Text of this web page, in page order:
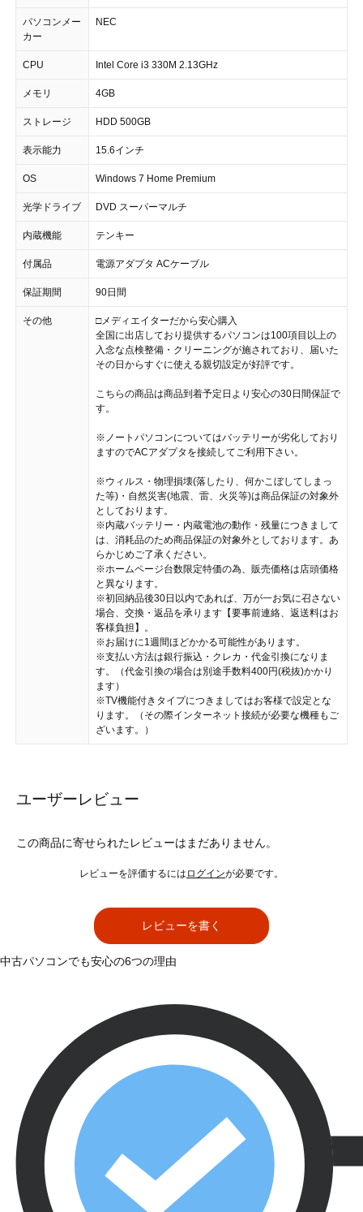
パソコンメー
カー
NEC
CPU Intel Core i3 330M 2.13GHz
メモリ 4GB
ストレージ HDD 500GB
表示能力 15.6インチ
OS Windows 7 Home Premium
光学ドライブ DVD スーパーマルチ
内蔵機能 テンキー
付属品 電源アダプタ ACケーブル
保証期間 90日間
その他
□メディエイターだから安心購入
全国に出店しており提供するパソコンは100項目以上の
入念な点検整備・クリーニングが施されており、届いた
その日からすぐに使える親切設定が好評です。
こちらの商品は商品到着予定日より安心の30日間保証で
す。
※ノートパソコンについてはバッテリーが劣化しており
ますのでACアダプタを接続してご利用下さい。
※ウィルス・物理損壊(落したり、何かこぼしてしまっ
た等)・自然災害(地震、雷、火災等)は商品保証の対象外
としております。
※内蔵バッテリー・内蔵電池の動作・残量につきまして
は、消耗品のため商品保証の対象外としております。あ
らかじめご了承ください。
※ホームページ台数限定特価の為、販売価格は店頭価格
と異なります。
※初回納品後30日以内であれば、万が一お気に召さない
場合、交換・返品を承ります【要事前連絡、返送料はお
客様負担】。
※お届けに1週間ほどかかる可能性があります。
※支払い方法は銀行振込・クレカ・代金引換になりま
す。（代金引換の場合は別途手数料400円(税抜)かかり
ます）
※TV機能付きタイプにつきましてはお客様で設定とな
ります。（その際インターネット接続が必要な機種もご
ざいます。）
ユーザーレビュー
この商品に寄せられたレビューはまだありません。
レビューを評価するには ログインが必要です。
レビューを書く
中古パソコンでも安心の6つの理由